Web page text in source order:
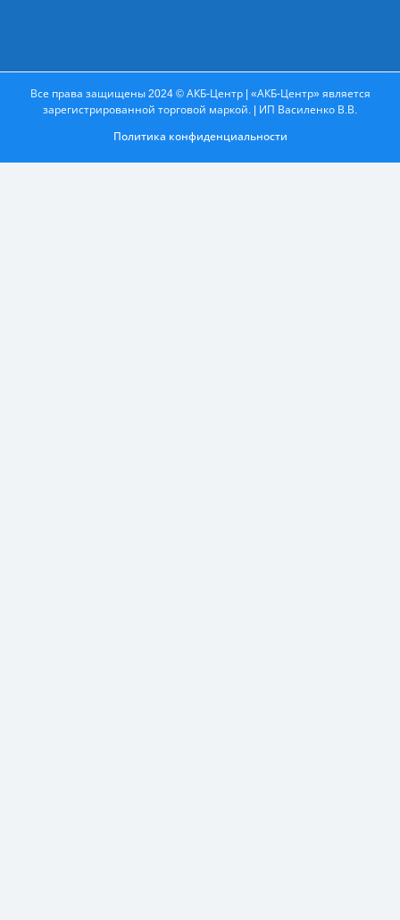
Все права защищены 2024 © АКБ-Центр | «АКБ-Центр» является
зарегистрированной торговой маркой. | ИП Василенко В.В.
Политика конфиденциальности